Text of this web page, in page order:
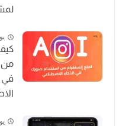
من
في